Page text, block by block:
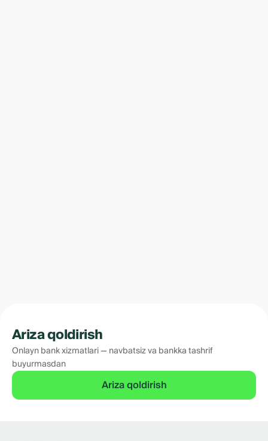
Ariza qoldirish
Onlayn bank xizmatlari — navbatsiz va bankka tashrif
buyurmasdan
Ariza qoldirish